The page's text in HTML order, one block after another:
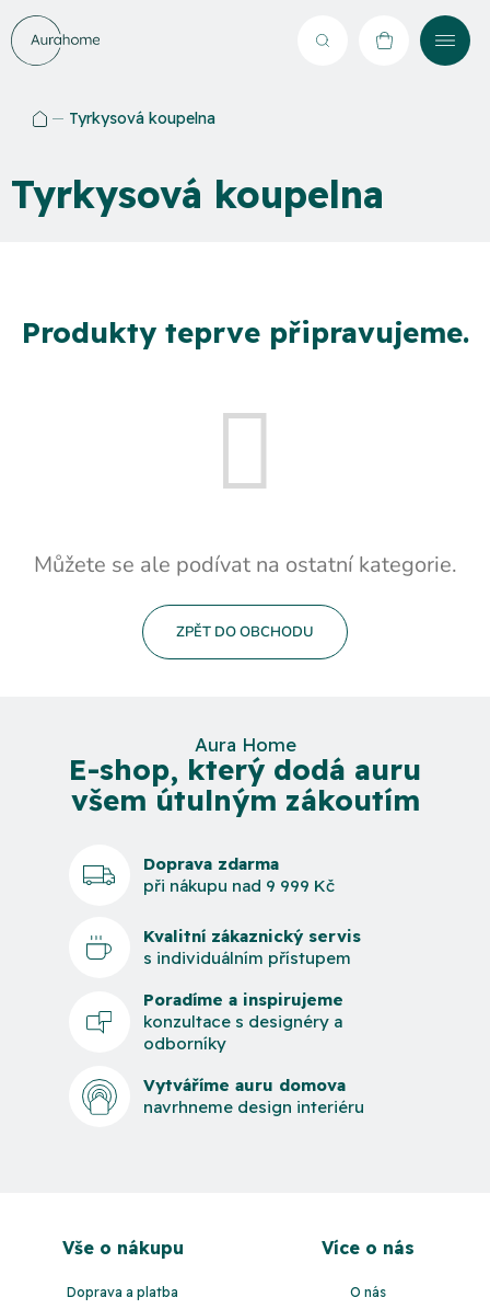
Přejít
na
obsah
Hledat NÁKUPNÍ
Tyrkysová koupelna
Tyrkysová koupelna
Produkty teprve připravujeme.
Můžete se ale podívat na ostatní kategorie.
ZPĚT DO OBCHODU
Aura Home
E-shop, který dodá auru
všem útulným zákoutím
Doprava zdarma
při nákupu nad 9 999 Kč
Kvalitní zákaznický servis
s individuálním přístupem
Poradíme a inspirujeme
konzultace s designéry a
odborníky
Vytváříme auru domova
navrhneme design interiéru
Vše o nákupu
Doprava a platba
Více o nás
O nás